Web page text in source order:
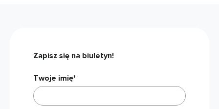
Zapisz się na biuletyn!
Twoje imię*